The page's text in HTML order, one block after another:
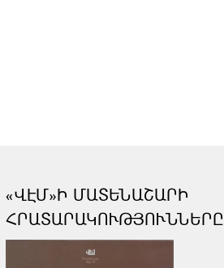
«ՎԷՄ»Ի ՄԱՏԵՆԱՇԱՐԻ
ՀՐԱՏԱՐԱԿՈՒԹՅՈՒՆՆԵՐԸ